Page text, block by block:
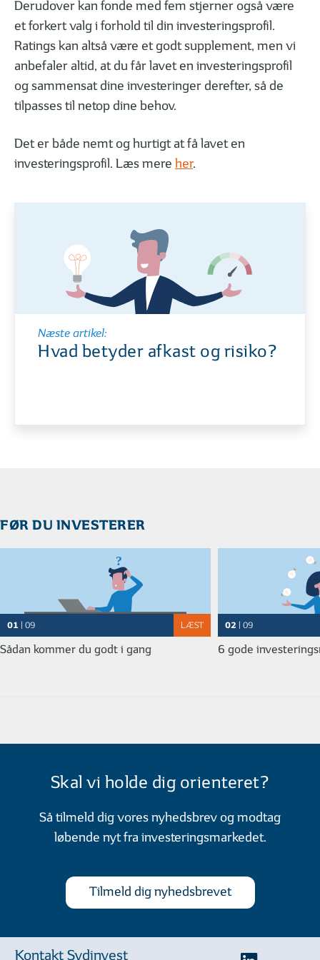
Derudover kan fonde med fem stjerner også være
et forkert valg i forhold til din investeringsprofil.
Ratings kan altså være et godt supplement, men vi
anbefaler altid, at du får lavet en investeringsprofil
og sammensat dine investeringer derefter, så de
tilpasses til netop dine behov.
Det er både nemt og hurtigt at få lavet en
investeringsprofil. Læs mere her.
Næste artikel:
Hvad betyder afkast og risiko?
FØR DU INVESTERER
01 | 09 LÆST
Sådan kommer du godt i gang
02 | 09
6 gode
Skal vi holde dig orienteret?
Så tilmeld dig vores nyhedsbrev og modtag
løbende nyt fra investeringsmarkedet.
Tilmeld dig nyhedsbrevet
Kontakt Sydinvest